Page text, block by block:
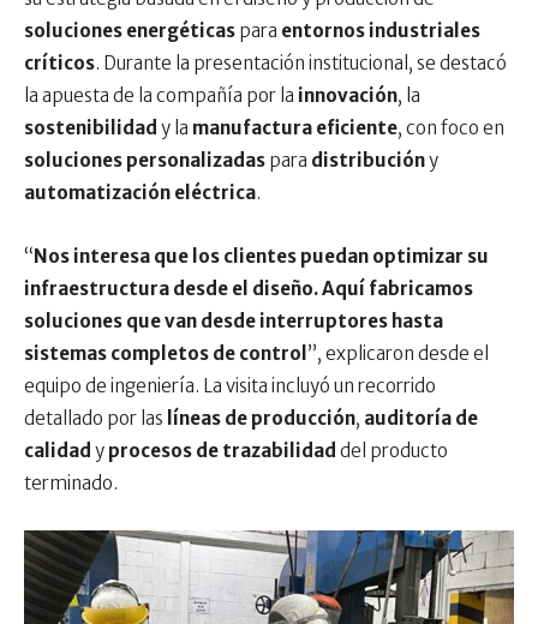
soluciones energéticas para entornos industriales
críticos. Durante la presentación institucional, se destacó
la apuesta de la compañía por la innovación, la
sostenibilidad y la manufactura eficiente, con foco en
soluciones personalizadas para distribucióny
automatización eléctrica.
“ Nos interesa que los clientes puedan optimizar su
infraestructura desde el diseño. Aquí fabricamos
soluciones que van desde interruptores hasta
sistemas completos de control ”, explicaron desde el
equipo de ingeniería. La visita incluyó un recorrido
detallado por las líneas de producción, auditoría de
calidad y procesos de trazabilidad del producto
terminado.